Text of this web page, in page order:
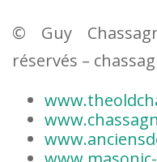
© Guy
réservés –